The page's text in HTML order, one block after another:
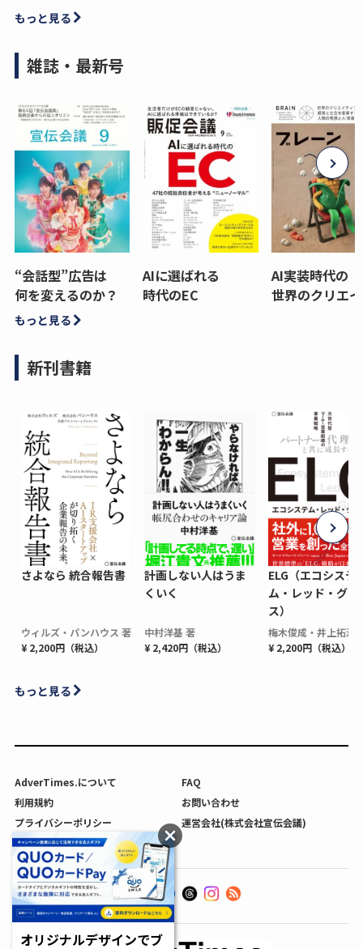
もっと見る
雑誌・最新号
“会話型”広告は
何を変えるのか？
AIに選ばれる
時代のEC
AI実装時代の
世界のクリエ
もっと見る
新刊書籍
さよなら 統合報告書
ウィルズ・パンハウス 著
¥ 2,200円（税込）
計画しない人はうま
くいく
中村洋基 著
¥ 2,420円（税込）
ELG（エコシステ
ム・レッド・グロ
ス）
梅木俊成・井上拓海
¥ 2,200円（税込）
もっと見る
AdverTimes.について
FAQ
利用規約
お問い合わせ
プライバシーポリシー
運営会社(株式会社宣伝会議)
利用者情報の外部送信について
オリジナルデザインでブ